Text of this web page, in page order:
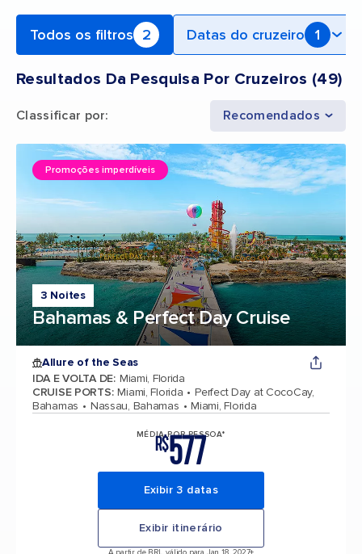
Todos os filtros 2 Datas do cruzeiro 1
Resultados Da Pesquisa Por Cruzeiros (49)
Classificar por: Recomendados
3 Noites
Bahamas & Perfect Day Cruise
Promoções imperdíveis
Allure of the Seas
IDA E VOLTA DE: Miami, Florida
CRUISE PORTS: Miami, Florida
Perfect Day at CocoCay,
Bahamas
Nassau, Bahamas Miami, Florida
MÉDIA POR PESSOA*
R$577
Exibir 3 datas
Exibir itinerário